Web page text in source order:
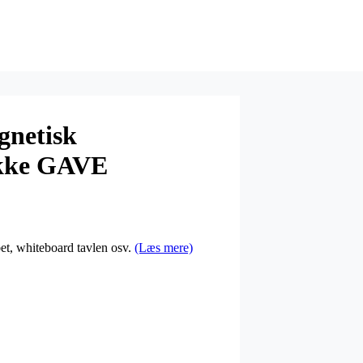
GAVE
whiteboard tavlen osv. (Læs mere)